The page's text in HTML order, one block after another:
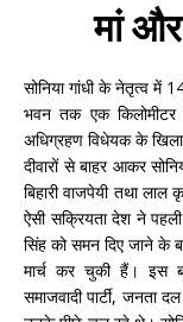
मां
सोनिया गांधी के नेतृत्व में
भवन तक एक किलोमीटर
अधिग्रहण विधेयक के
दीवारों से बाहर आकर
बिहारी वाजपेयी तथा
ऐसी सक्रियता देश ने पहली
सिंह को समन दिए जाने के
मार्च कर चुकी हैं। इस
समाजवादी पार्टी, जनता